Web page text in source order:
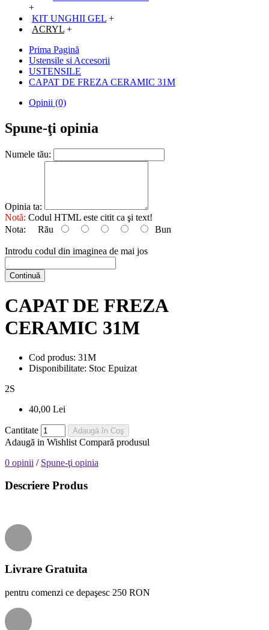
+
KIT UNGHII GEL +
ACRYL +
Prima Pagină
Ustensile si Accesorii
USTENSILE
CAPAT DE FREZA CERAMIC 31M
Opinii (0)
Spune-ţi opinia
Numele tău:
Opinia ta:
Notă: Codul HTML este citit ca şi text!
Nota: Rău Bun
Introdu codul din imaginea de mai jos
Continuă
CAPAT DE FREZA
CERAMIC 31M
Cod produs: 31M
Disponibilitate: Stoc Epuizat
2S
40,00 Lei
Cantitate Adaugă în Coş
Adaugă in Wishlist Compară produsul
0 opinii / Spune-ţi opinia
Descriere Produs
Livrare Gratuita
pentru comenzi ce depaşesc 250 RON